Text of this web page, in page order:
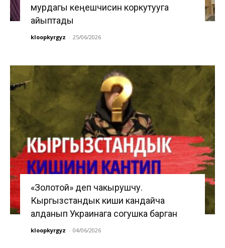
мурдагы кеңешчисин коркутууга
айыптады
kloopkyrgyz - 25/06/2026
«Золотой» деп чакырушчу.
Кыргызстандык киши кандайча
алданып Украинага согушка барган
kloopkyrgyz - 04/06/2026